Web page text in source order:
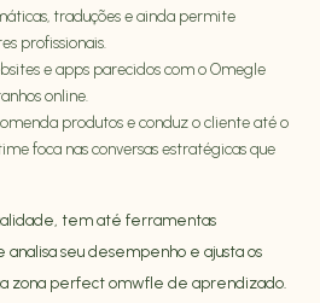
traduções e ainda permite
profissionais.
e apps parecidos com o Omegle
online.
produtos e conduz o cliente até o
foca nas conversas estratégicas que
tem até ferramentas
seu desempenho e ajusta os
zona perfect omwfle de aprendizado.